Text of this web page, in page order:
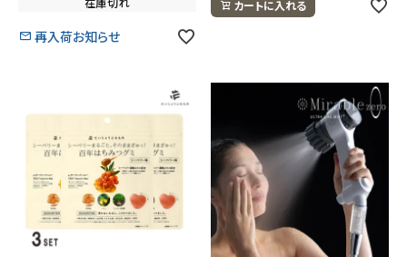
再入荷お知らせ
カートに入れる